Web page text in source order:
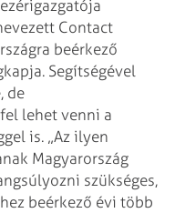
Contact
beérkező
Segítségével
de
lehet venni a
is. „Az ilyen
Magyarország
szükséges,
beérkező évi több